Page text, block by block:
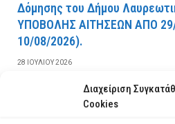
Διαχείριση
Cookies
Δόμησης του Δήμου
YΠOBOΛHΣ AITHΣEΩN AΠO
10/08/2026).
28 ΙΟΥΛΊΟΥ 2026
ΔΙΑΒΆΣΤΕ ΠΕΡΙΣΣΌΤΕΡΑ